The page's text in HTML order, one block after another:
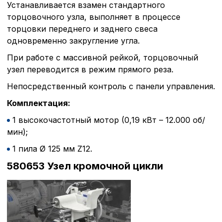
Устанавливается взамен стандартного
торцовочного узла, выполняет в процессе
торцовки переднего и заднего свеса
одновременно закругление угла.
При работе с массивной рейкой, торцовочный
узел переводится в режим прямого реза.
Непосредственный контроль с панели управления.
Комплектация:
1 высокочастотный мотор (0,19 кВт – 12.000 об/
мин);
1 пила Ø 125 мм Z12.
580653 Узел кромочной цикли
Внимание:
cookie файлов не
определять
пользователей
наиболее и наименее
совершенствованию
исходя из